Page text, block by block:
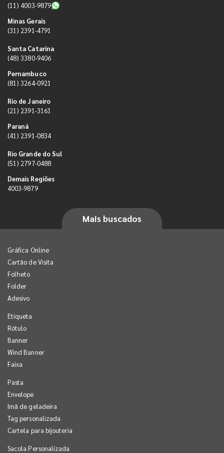
(11) 4003-9879
Minas Gerais
(31) 2391-4791
Santa Catarina
(48) 3380-9406
Pernambuco
(81) 3264-0921
Rio de Janeiro
(21) 2391-3161
Paraná
(41) 2391-0834
Rio Grande do Sul
(51) 2797-0488
Demais Regiões
4003-9879
Mais buscados
Gráfica Online
Cartão de Visita
Folheto
Folder
Adesivo
Etiqueta
Rótulo
Banner
Wind Banner
Faixa
Pasta
Envelope
Imã de geladeira
Tag personalizada
Cartela para bijouteria
Sacola Personalizada